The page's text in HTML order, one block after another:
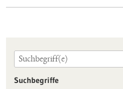
Suchbegriffe